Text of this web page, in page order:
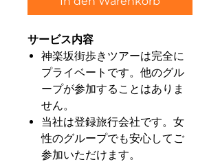
サービス内容
神楽坂街歩きツアーは完全に
プライベートです。他のグル
ープが参加することはありま
せん。
当社は登録旅行会社です。女
性のグループでも安心してご
参加いただけます。